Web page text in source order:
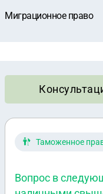
Миграционное право
Таможенное
Вопрос в